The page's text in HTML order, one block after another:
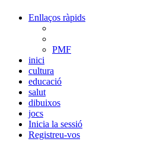
Enllaços ràpids
PMF
inici
cultura
educació
salut
dibuixos
jocs
Inicia la sessió
Registreu-vos